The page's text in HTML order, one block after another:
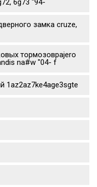
6g73 "94-
замка cruze,
тормозовpajero
na#w "04- f
1az2az7ke4age3sgte